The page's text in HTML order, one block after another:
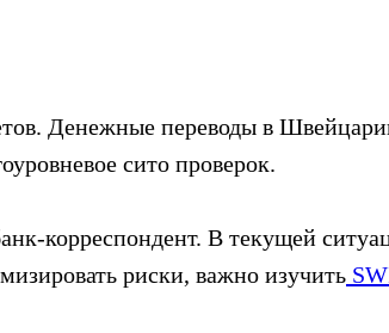
Денежные переводы в
сито проверок.
корреспондент. В текущей
риски, важно изучить